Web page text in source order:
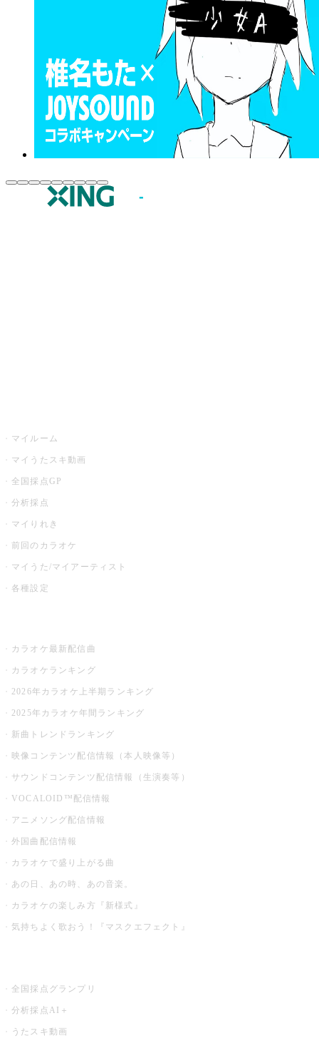
マイルーム
マイうたスキ動画
全国採点GP
分析採点
マイりれき
前回のカラオケ
マイうた/マイアーティスト
各種設定
カラオケ最新配信曲
カラオケランキング
2026年カラオケ上半期ランキング
2025年カラオケ年間ランキング
新曲トレンドランキング
映像コンテンツ配信情報（本人映像等）
サウンドコンテンツ配信情報（生演奏等）
VOCALOID™配信情報
アニメソング配信情報
外国曲配信情報
カラオケで盛り上がる曲
あの日、あの時、あの音楽。
カラオケの楽しみ方『新様式』
気持ちよく歌おう！『マスクエフェクト』
全国採点グランプリ
分析採点AI＋
うたスキ動画